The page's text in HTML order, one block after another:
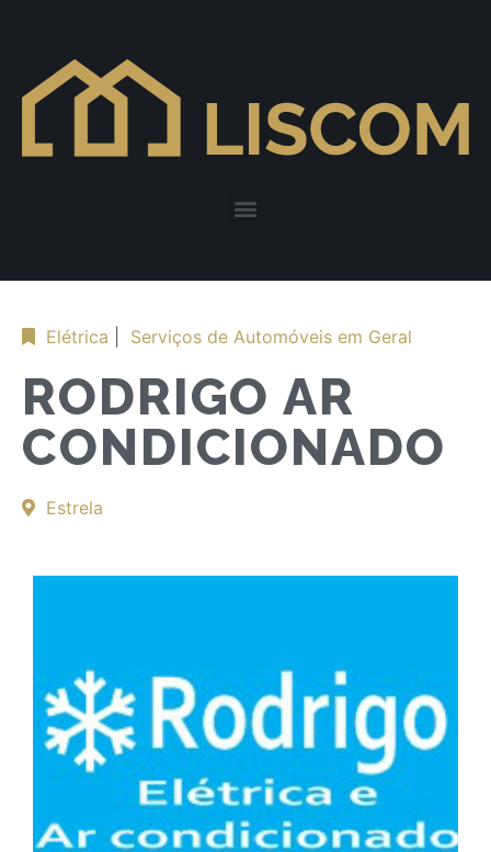
Elétrica Serviços de Automóveis em Geral
RODRIGO AR
CONDICIONADO
Estrela